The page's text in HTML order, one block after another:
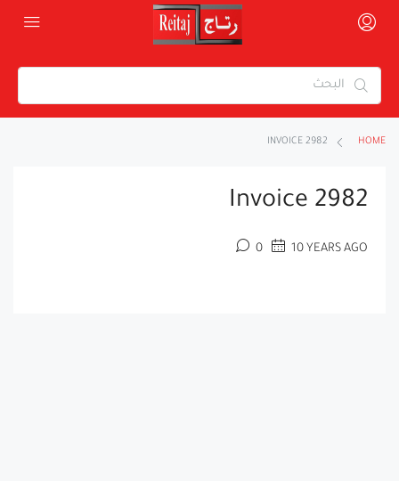
HOME
INVOICE 2982
Invoice 2982
10 YEARS AGO
0